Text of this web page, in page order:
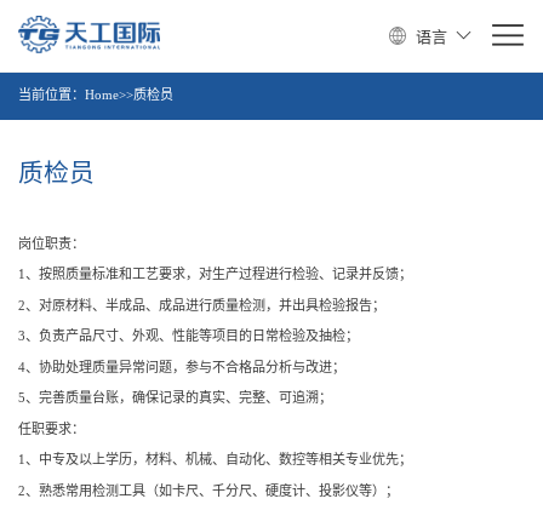
语言
当前位置： Home>>质检员
质检员
岗位职责：
1、按照质量标准和工艺要求，对生产过程进行检验、记录并反馈；
2、对原材料、半成品、成品进行质量检测，并出具检验报告；
3、负责产品尺寸、外观、性能等项目的日常检验及抽检；
4、协助处理质量异常问题，参与不合格品分析与改进；
5、完善质量台账，确保记录的真实、完整、可追溯；
任职要求：
1、中专及以上学历，材料、机械、自动化、数控等相关专业优先；
2、熟悉常用检测工具（如卡尺、千分尺、硬度计、投影仪等）；